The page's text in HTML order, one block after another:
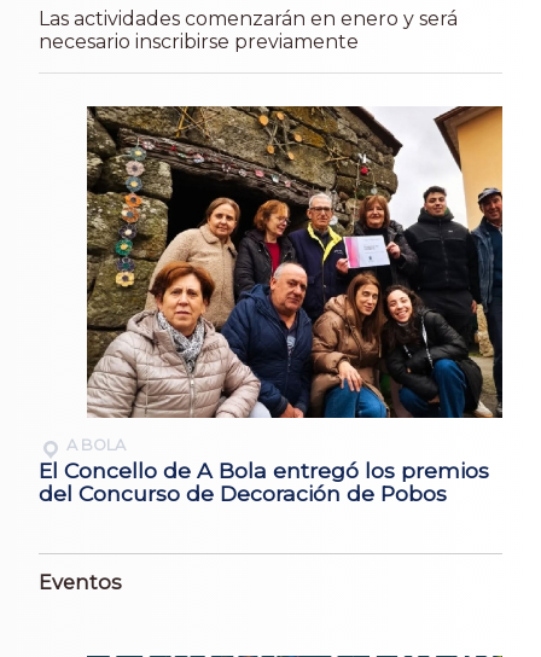
Las actividades comenzarán en enero y será
necesario inscribirse previamente
A BOLA
El Concello de A Bola entregó los premios
del Concurso de Decoración de Pobos
Eventos